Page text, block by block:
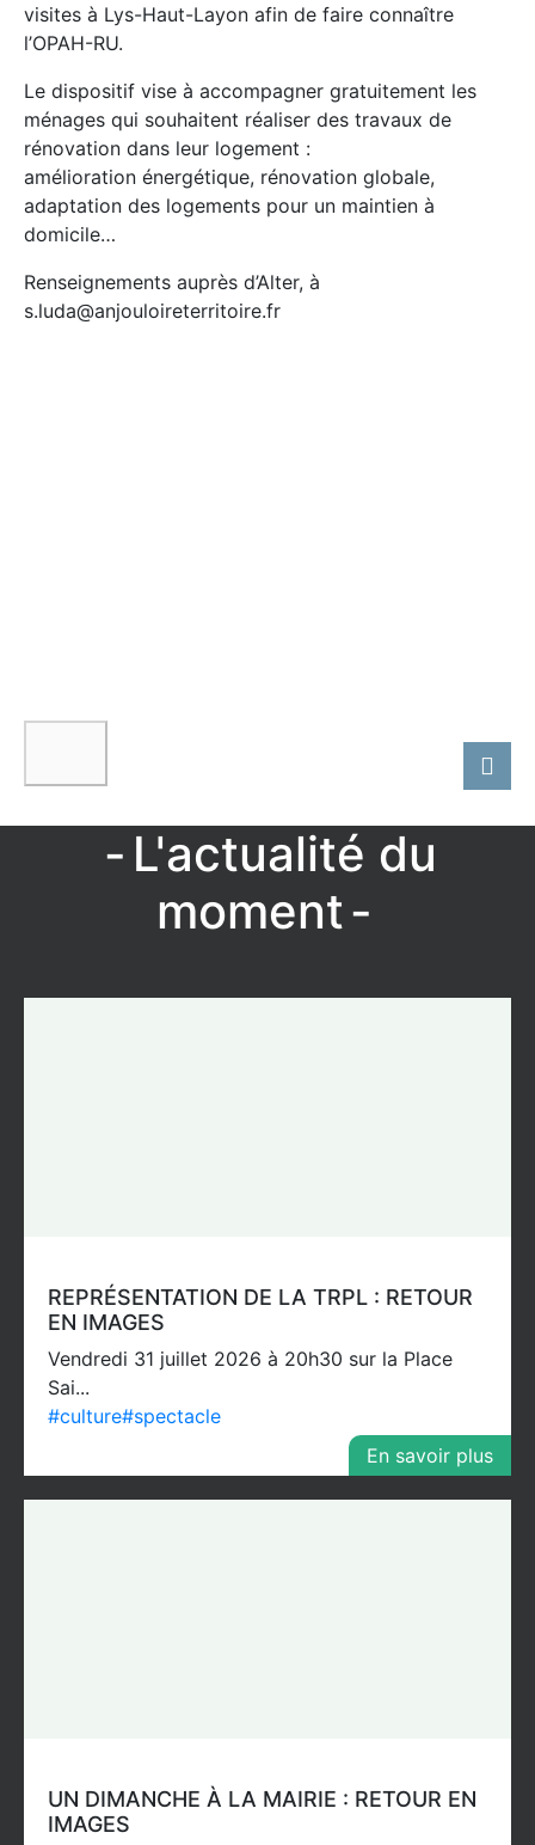
visites à Lys-Haut-Layon afin de faire connaître
l’OPAH-RU.
Le dispositif vise à accompagner gratuitement les
ménages qui souhaitent réaliser des travaux de
rénovation dans leur logement :
amélioration énergétique, rénovation globale,
adaptation des logements pour un maintien à
domicile…
Renseignements auprès d’Alter, à
s.luda@anjouloireterritoire.fr
L'actualité du
moment
REPRÉSENTATION DE LA TRPL : RETOUR
EN IMAGES
Vendredi 31 juillet 2026 à 20h30 sur la Place
Sai...
#culture#spectacle
En savoir plus
UN DIMANCHE À LA MAIRIE : RETOUR EN
IMAGES